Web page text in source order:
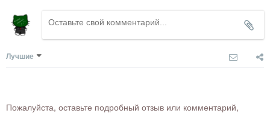
Лучшие
Пожалуйста, оставьте подробный отзыв или комментарий,